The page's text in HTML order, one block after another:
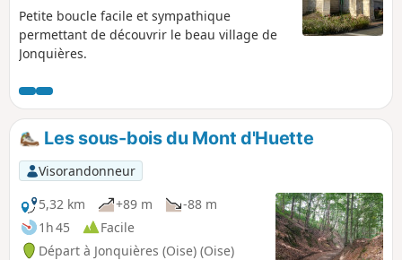
Petite boucle facile et sympathique
permettant de découvrir le beau village de
Jonquières.
Les sous-bois du Mont d'Huette
Visorandonneur
5,32 km
+89 m
-88 m
1h 45
Facile
Départ à Jonquières (Oise) (Oise)